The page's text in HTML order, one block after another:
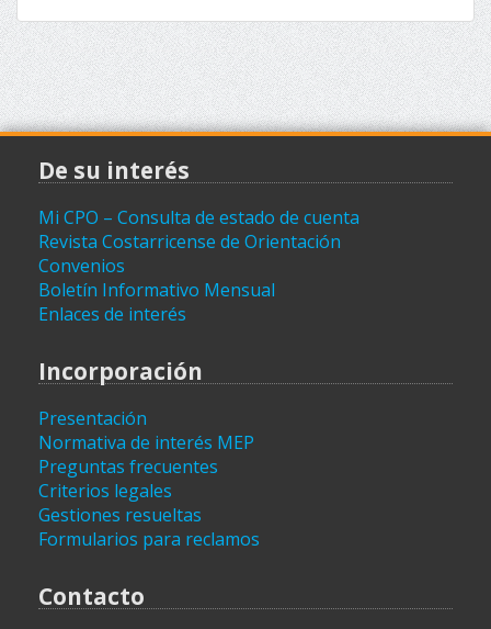
De su interés
Mi CPO – Consulta de estado de cuenta
Revista Costarricense de Orientación
Convenios
Boletín Informativo Mensual
Enlaces de interés
Incorporación
Presentación
Normativa de interés MEP
Preguntas frecuentes
Criterios legales
Gestiones resueltas
Formularios para reclamos
Contacto